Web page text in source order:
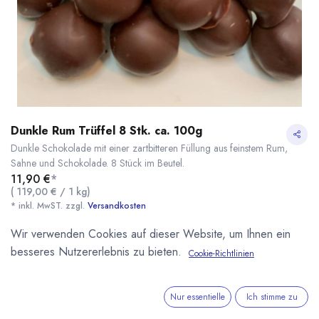
Dunkle Rum Trüffel 8 Stk. ca. 100g
Dunkle Schokolade mit einer zartbitteren Füllung aus feinstem Rum,
Sahne und Schokolade. 8 Stück im Beutel.
11,90 €*
( 119,00 € / 1 kg)
* inkl. MwST. zzgl. Versandkosten
Lieferzeit: nicht auf Lager
Unsere eigene kleine Manufaktur für Pralinen und
Schokoladen in Minden Westfalen. Aus besten Zutaten
Wir verwenden Cookies auf dieser Website, um Ihnen ein
besseres Nutzererlebnis zu bieten.
Cookie-Richtlinien
Nur essentielle Ich stimme zu